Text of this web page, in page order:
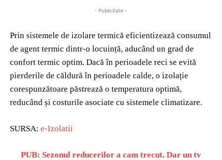
- Publicitate -
Prin sistemele de izolare termică eficientizează consumul
de agent termic dintr-o locuință, aducând un grad de
confort termic optim. Dacă în perioadele reci se evită
pierderile de căldură în perioadele calde, o izolație
corespunzătoare păstrează o temperatura optimă,
reducând și costurile asociate cu sistemele climatizare.
SURSA: e-Izolatii
PUB: Sezonul reducerilor a cam trecut. Dar un tv